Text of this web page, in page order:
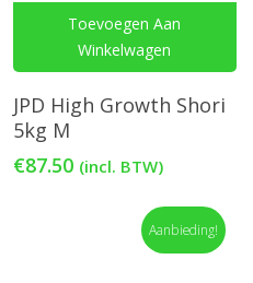
Toevoegen Aan
Winkelwagen
JPD High Growth Shori
5kg M
€87.50 (incl. BTW)
Aanbieding!